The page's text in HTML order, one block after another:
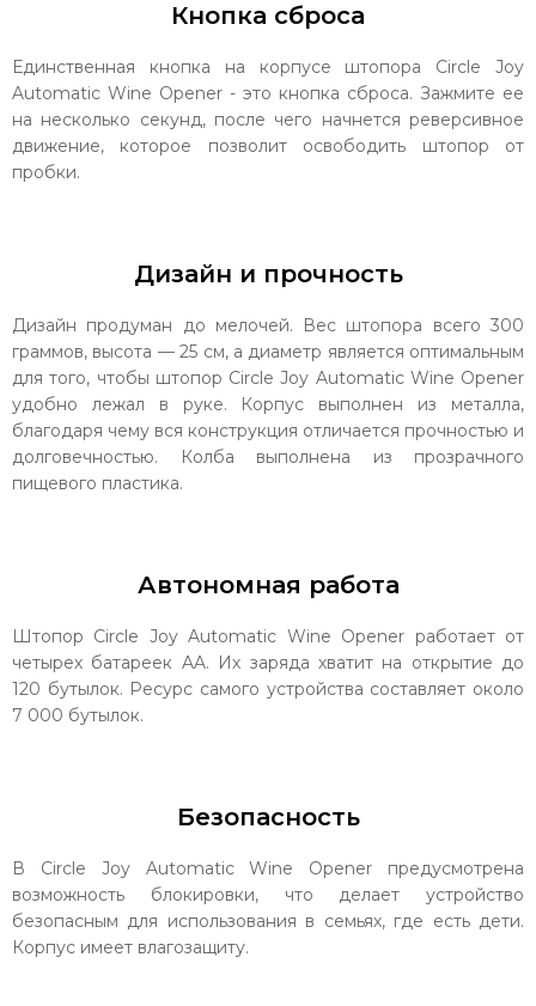
Кнопка сброса
Единственная кнопка на корпусе штопора Circle Joy
Automatic Wine Opener - это кнопка сброса. Зажмите ее
на несколько секунд, после чего начнется реверсивное
движение, которое позволит освободить штопор от
пробки.
Дизайн и прочность
Дизайн продуман до мелочей. Вес штопора всего 300
граммов, высота — 25 см, а диаметр является оптимальным
для того, чтобы штопор Circle Joy Automatic Wine Opener
удобно лежал в руке. Корпус выполнен из металла,
благодаря чему вся конструкция отличается прочностью и
долговечностью. Колба выполнена из прозрачного
пищевого пластика.
Автономная работа
Штопор Circle Joy Automatic Wine Opener работает от
четырех батареек AA. Их заряда хватит на открытие до
120 бутылок. Ресурс самого устройства составляет около
7 000 бутылок.
Безопасность
В Circle Joy Automatic Wine Opener предусмотрена
возможность блокировки, что делает устройство
безопасным для использования в семьях, где есть дети.
Корпус имеет влагозащиту.